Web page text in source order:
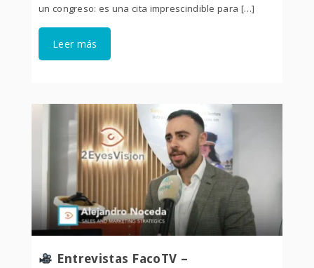
un congreso: es una cita imprescindible para […]
Leer más
Entrevistas FacoTV –